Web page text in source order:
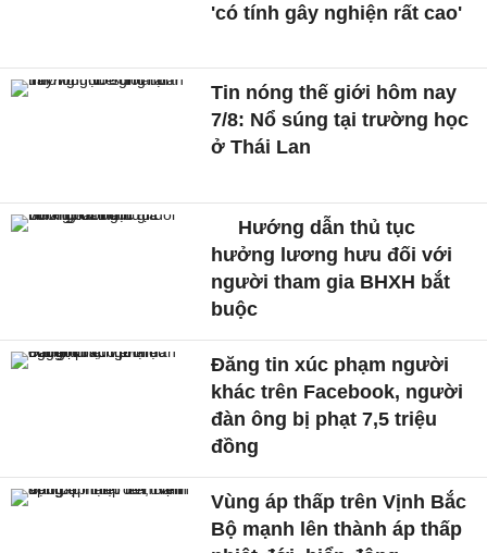
'có tính gây nghiện rất cao'
Tin nóng thế giới hôm nay
7/8: Nổ súng tại trường học
ở Thái Lan
Hướng dẫn thủ tục
hưởng lương hưu đối với
người tham gia BHXH bắt
buộc
Đăng tin xúc phạm người
khác trên Facebook, người
đàn ông bị phạt 7,5 triệu
đồng
Vùng áp thấp trên Vịnh Bắc
Bộ mạnh lên thành áp thấp